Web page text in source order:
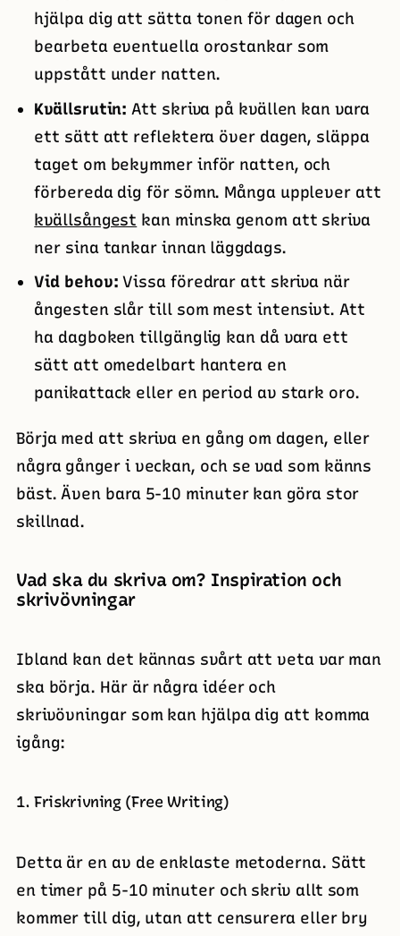
hjälpa dig att sätta tonen för dagen och
bearbeta eventuella orostankar som
uppstått under natten.
Kvällsrutin: Att skriva på kvällen kan vara
ett sätt att reflektera över dagen, släppa
taget om bekymmer inför natten, och
förbereda dig för sömn. Många upplever att
kvällsångest kan minska genom att skriva
ner sina tankar innan läggdags.
Vid behov: Vissa föredrar att skriva när
ångesten slår till som mest intensivt. Att
ha dagboken tillgänglig kan då vara ett
sätt att omedelbart hantera en
panikattack eller en period av stark oro.
Börja med att skriva en gång om dagen, eller
några gånger i veckan, och se vad som känns
bäst. Även bara 5-10 minuter kan göra stor
skillnad.
Vad ska du skriva om? Inspiration och
skrivövningar
Ibland kan det kännas svårt att veta var man
ska börja. Här är några idéer och
skrivövningar som kan hjälpa dig att komma
igång:
1. Friskrivning (Free Writing)
Detta är en av de enklaste metoderna. Sätt
en timer på 5-10 minuter och skriv allt som
kommer till dig, utan att censurera eller bry